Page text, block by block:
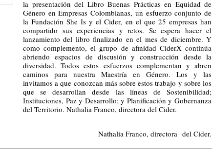
la presentación del Libro Buenas Prácticas en Equidad de
Género en Empresas Colombianas, un esfuerzo conjunto de
la Fundación She Is y el Cider, en el que 25 empresas han
compartido sus experiencias y retos. Se espera hacer el
lanzamiento del libro finalizado en el mes de diciembre. Y
como complemento, el grupo de afinidad CiderX continúa
abriendo espacios de discusión y construcción desde la
diversidad. Todos estos esfuerzos complementan y abren
caminos para nuestra Maestría en Género. Los y las
invitamos a que conozcan más sobre estos trabajo y sobre los
que se desarrollan desde las líneas de Sostenibilidad;
Instituciones, Paz y Desarrollo; y Planificación y Gobernanza
del Territorio. Nathalia Franco, directora del Cider.
Nathalia Franco, directora del Cider.